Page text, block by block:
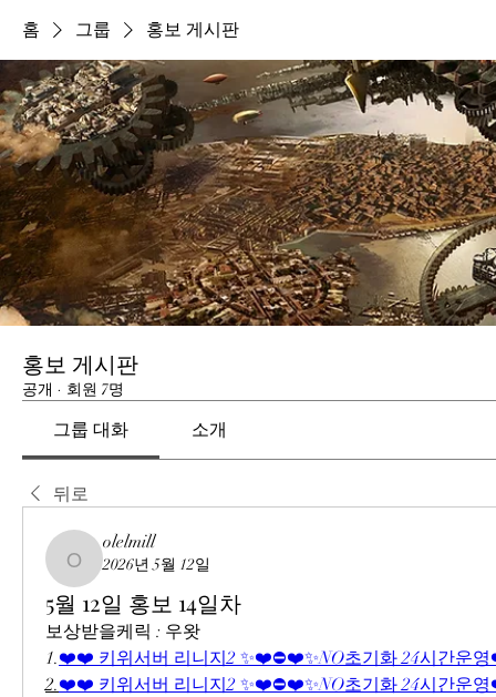
홈 그룹 홍보 게시판
홍보 게시판
공개 · 회원 7명
그룹 대화 소개
뒤로
olelmill
olelmill
2026년 5월 12일
5월 12일 홍보 14일차
보상받을케릭 : 우왓
1.❤️❤️ 키위서버 리니지2 ✨❤️⛔❤️✨NO초기화 24시간운
2.❤️❤️ 키위서버 리니지2 ✨❤️⛔❤️✨NO초기화 24시간운